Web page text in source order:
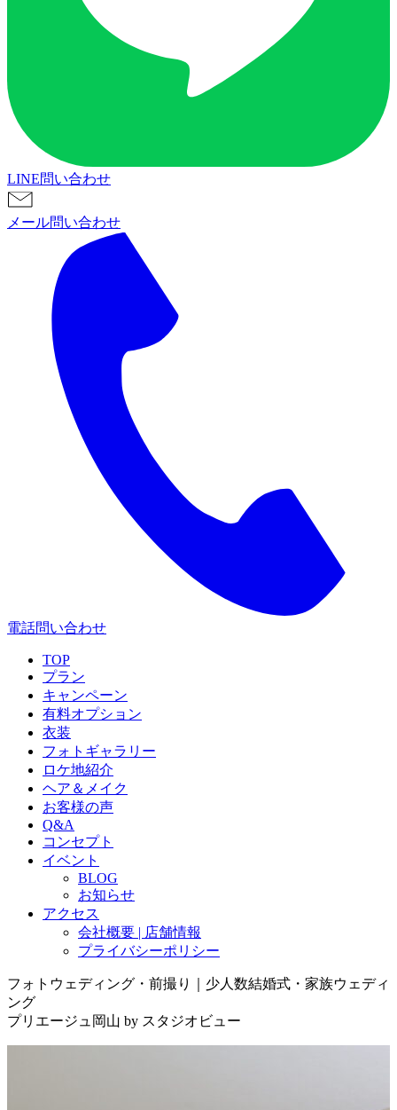
LINE問い合わせ
メール問い合わせ
電話問い合わせ
TOP
プラン
キャンペーン
有料オプション
衣装
フォトギャラリー
ロケ地紹介
ヘア＆メイク
お客様の声
Q&A
コンセプト
イベント
BLOG
お知らせ
アクセス
会社概要 | 店舗情報
プライバシーポリシー
フォトウェディング・前撮り｜少人数結婚式・家族ウェディ
ング
プリエージュ岡山 by スタジオビュー